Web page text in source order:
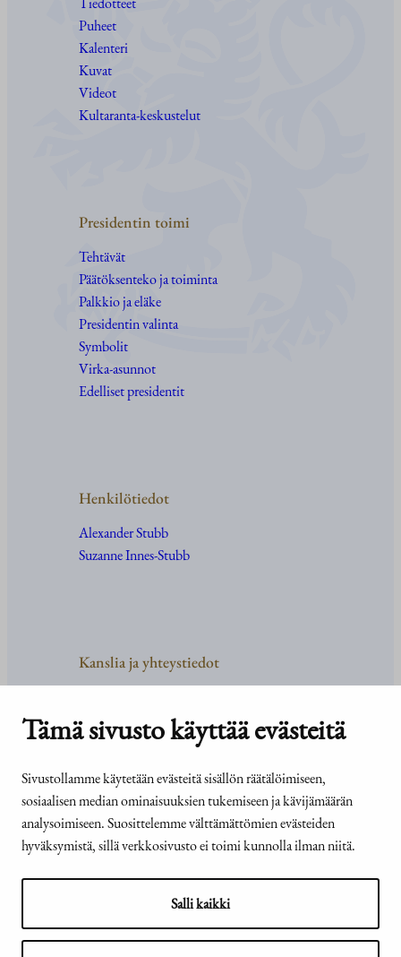
Tämä sivusto käyttää evästeitä
Sivustollamme käytetään evästeitä sisällön räätälöimiseen,
sosiaalisen median ominaisuuksien tukemiseen ja kävijämäärän
analysoimiseen. Suosittelemme välttämättömien evästeiden
hyväksymistä, sillä verkkosivusto ei toimi kunnolla ilman niitä.
Salli kaikki
Puheet
Kalenteri
Kuvat
Videot
Kultaranta-keskustelut
Presidentin toimi
Tehtävät
Päätöksenteko ja toiminta
Palkkio ja eläke
Presidentin valinta
Symbolit
Virka-asunnot
Edelliset presidentit
Henkilötiedot
Alexander Stubb
Suzanne Innes-Stubb
Kanslia ja yhteystiedot
Tehtävät ja organisaatio
Medialle
© Tasavallan presidentin
kanslia 2026
Presidentti.fi-sivuston
saavutettavuusseloste